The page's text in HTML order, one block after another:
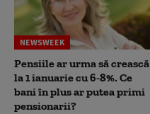
NEWSWEEK
Pensiile ar urma să crească
la 1 ianuarie cu 6-8%. Ce
bani în plus ar putea primi
pensionarii?